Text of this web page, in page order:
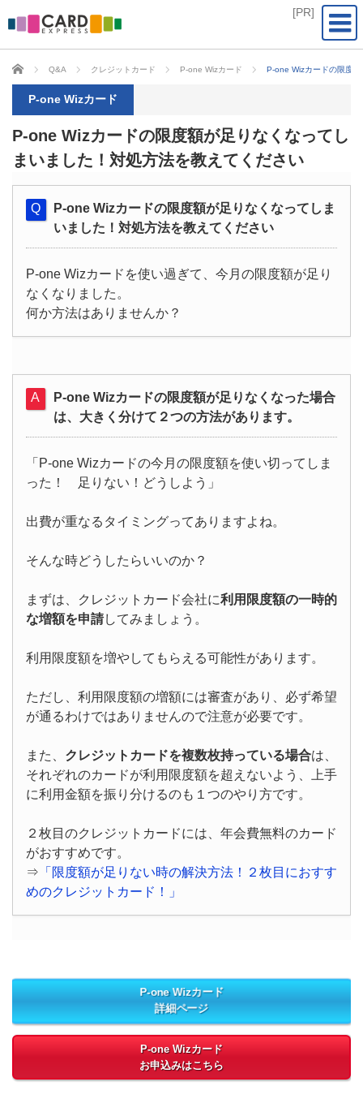
CARD EXPRESS
Q&A クレジットカード P-one Wizカード P-one Wizカードの限度
P-one Wizカード
P-one Wizカードの限度額が足りなくなってし
まいました！対処方法を教えてください
P-one Wizカードの限度額が足りなくなってしま
いました！対処方法を教えてください
P-one Wizカードを使い過ぎて、今月の限度額が足り
なくなりました。
何か方法はありませんか？
P-one Wizカードの限度額が足りなくなった場合
は、大きく分けて２つの方法があります。
「P-one Wizカードの今月の限度額を使い切ってしま
った！ 足りない！どうしよう」
出費が重なるタイミングってありますよね。
そんな時どうしたらいいのか？
まずは、クレジットカード会社に利用限度額の一時的
な増額を申請してみましょう。
利用限度額を増やしてもらえる可能性があります。
ただし、利用限度額の増額には審査があり、必ず希望
が通るわけではありませんので注意が必要です。
また、 クレジットカードを複数枚持っている場合は、
それぞれのカードが利用限度額を超えないよう、上手
に利用金額を振り分けるのも１つのやり方です。
２枚目のクレジットカードには、年会費無料のカード
がおすすめです。
⇒ 「限度額が足りない時の解決方法！２枚目におすす
めのクレジットカード！」
P-one Wizカード
詳細ページ
P-one Wizカード
お申込みはこちら